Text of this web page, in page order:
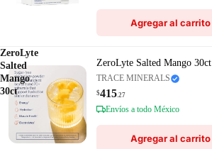
Agregar al carrito
ZeroLyte
Salted
Mango
30ct
ZeroLyte Salted Mango 30ct
TRACE MINERALS
$415.27
Envíos a todo México
Agregar al carrito